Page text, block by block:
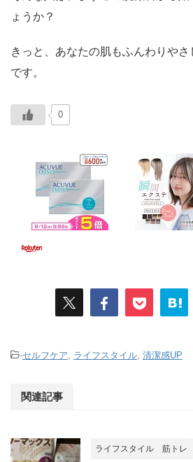
ょうか？
きっと、あなたの肌もふんわりや
です。
0
-セルフケア ライフスタイル 清潔感UP
関連記事
ライフスタイル 筋トレ